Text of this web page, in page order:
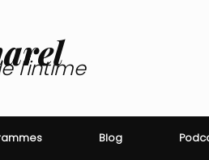
l'intime
Blog